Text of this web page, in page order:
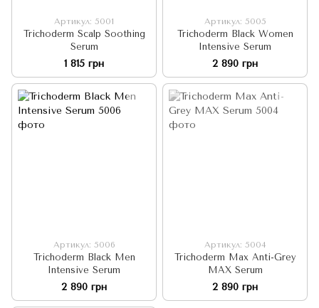
Артикул: 5001
Trichoderm Scalp Soothing
Serum
1 815 грн
Артикул: 5005
Trichoderm Black Women
Intensive Serum
2 890 грн
Артикул: 5006
Trichoderm Black Men
Intensive Serum
2 890 грн
Артикул: 5004
Trichoderm Max Anti-Grey
MAX Serum
2 890 грн